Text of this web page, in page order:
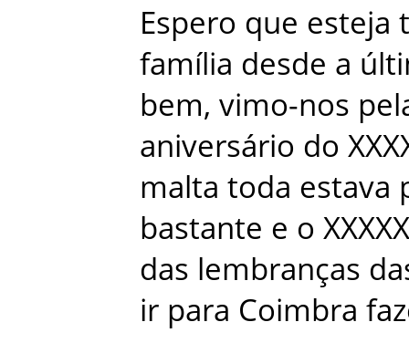
Espero que esteja
família desde a
bem, vimo-nos
aniversário do
malta toda estava
bastante e o XXXXX
das lembranças
ir para Coimbra